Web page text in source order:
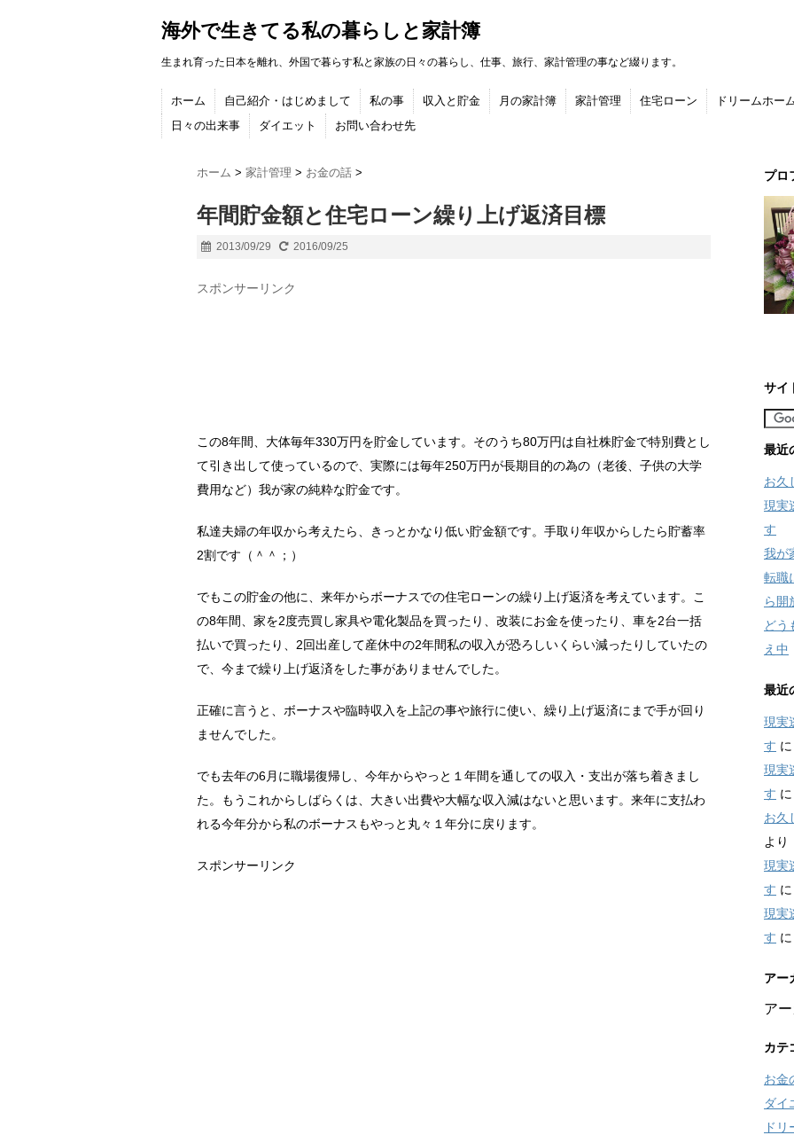
海外で生きてる私の暮らしと家計簿
生まれ育った日本を離れ、外国で暮らす私と家族の日々の暮らし、仕事、旅行、家計管理の事など綴ります。
ホーム 自己紹介・はじめまして 私の事 収入と貯金 月の家計簿 家計管理 住宅ローン ドリームホー
日々の出来事
ダイエット お問い合わせ先
ホーム > 家計管理 > お金の話 >
年間貯金額と住宅ローン繰り上げ返済目標
2013/09/29 2016/09/25
スポンサーリンク
この8年間、大体毎年330万円を貯金しています。そのうち80万円は自社株貯金で特別費とし
て引き出して使っているので、実際には毎年250万円が長期目的の為の（老後、子供の大学
費用など）我が家の純粋な貯金です。
私達夫婦の年収から考えたら、きっとかなり低い貯金額です。手取り年収からしたら貯蓄率
2割です（＾＾；）
でもこの貯金の他に、来年からボーナスでの住宅ローンの繰り上げ返済を考えています。こ
の8年間、家を2度売買し家具や電化製品を買ったり、改装にお金を使ったり、車を2台一括
払いで買ったり、2回出産して産休中の2年間私の収入が恐ろしいくらい減ったりしていたの
で、今まで繰り上げ返済をした事がありませんでした。
正確に言うと、ボーナスや臨時収入を上記の事や旅行に使い、繰り上げ返済にまで手が回り
ませんでした。
でも去年の6月に職場復帰し、今年からやっと１年間を通しての収入・支出が落ち着きまし
た。もうこれからしばらくは、大きい出費や大幅な収入減はないと思います。来年に支払わ
れる今年分から私のボーナスもやっと丸々１年分に戻ります。
スポンサーリンク
プロ
サイ
最近
お久
現実
す
我が
転職
ら開
どう
え中
最近
現実
す に
現実
す に
お久
より
現実
す に
現実
す に
アー
ア
カテ
お金
ダイ
ドリ